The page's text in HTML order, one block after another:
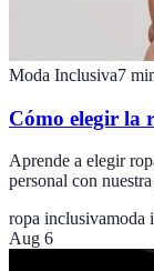
Moda Inclusiva7
Cómo elegir la
Aprende a elegir
personal con
ropa inclusivamoda
Aug 6